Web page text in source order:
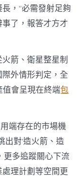
，“必需發射足夠
了，報答才方才
箭、衛星整星制
外情形判定，全
會呈現在終端包
端存在的市場機
出對‘造火箭、造
更多追蹤關心下流
理計劃等空間更